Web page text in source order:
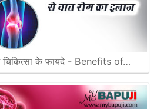
चिकित्सा के फायदे - Benefits of…